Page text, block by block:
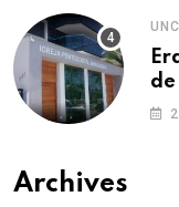
de
Archives